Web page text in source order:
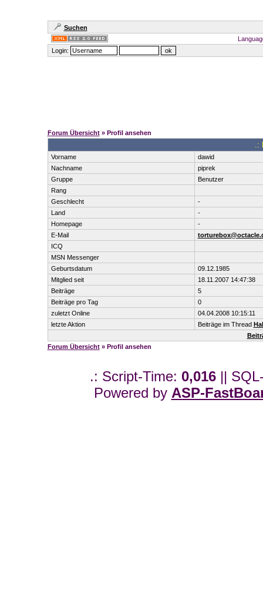
Suchen
Login:
Forum Übersicht» Profil ansehen
.:
Vorname
dawid
Nachname
piprek
Gruppe
Benutzer
Rang
Geschlecht
-
Land
-
Homepage
-
E-Mail
ICQ
MSN Messenger
Geburtsdatum
09.12.1985
Mitglied seit
18.11.2007 14:47:38
Beiträge
5
Beiträge pro Tag
0
zuletzt Online
04.04.2008 10:15:11
letzte Aktion
Beiträge im Thread
Forum Übersicht» Profil ansehen
.: Script-Time: 0,016 ||
Powered by ASP-